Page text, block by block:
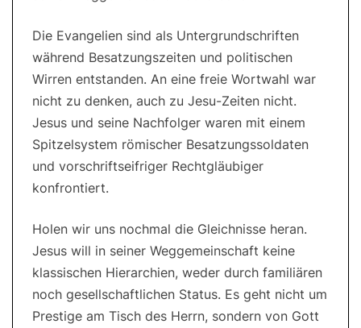
Die Evangelien sind als Untergrundschriften
während Besatzungszeiten und politischen
Wirren entstanden. An eine freie Wortwahl war
nicht zu denken, auch zu Jesu-Zeiten nicht.
Jesus und seine Nachfolger waren mit einem
Spitzelsystem römischer Besatzungssoldaten
und vorschriftseifriger Rechtgläubiger
konfrontiert.
Holen wir uns nochmal die Gleichnisse heran.
Jesus will in seiner Weggemeinschaft keine
klassischen Hierarchien, weder durch familiären
noch gesellschaftlichen Status. Es geht nicht um
Prestige am Tisch des Herrn, sondern von Gott